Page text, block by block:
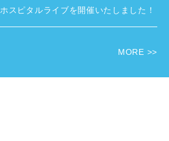
ホスピタルライブを開催いたしました！
MORE >>